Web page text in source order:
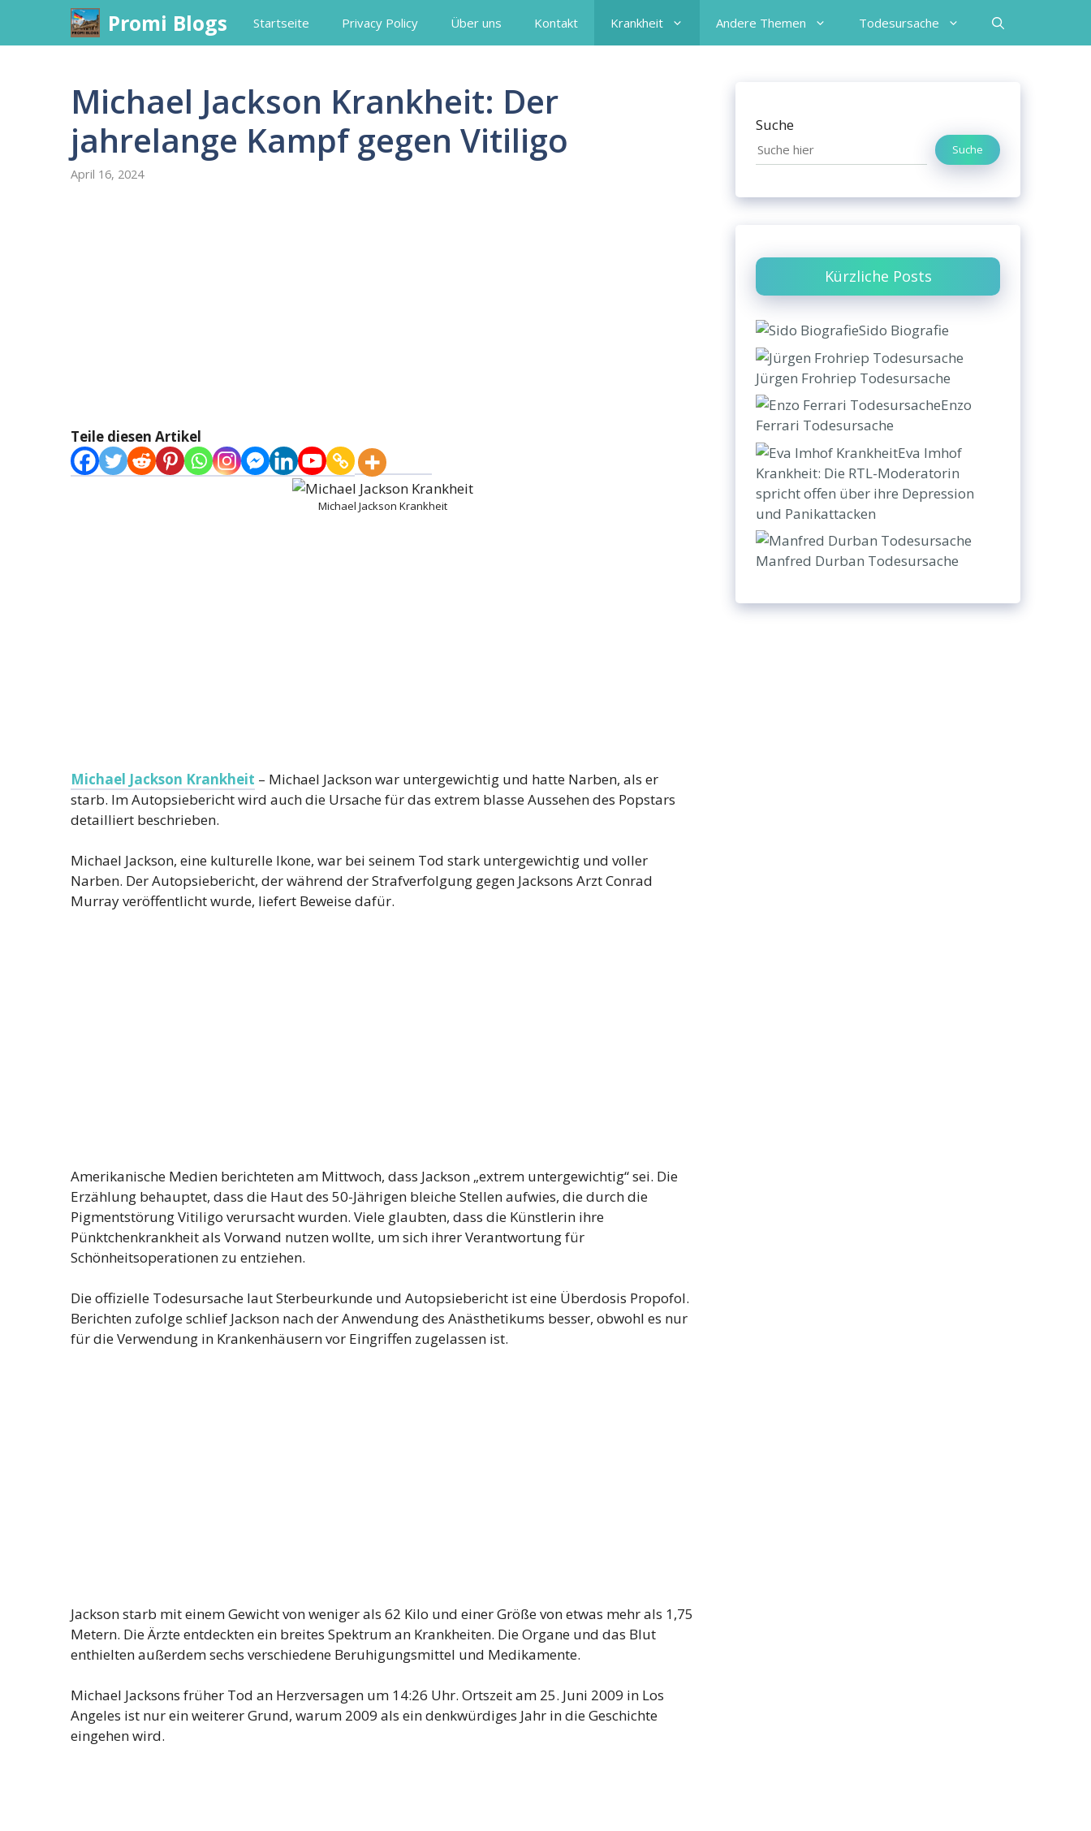
content
Promi Blogs Startseite Privacy Policy Über uns Kontakt Krankheit Andere Themen Todesursache
Michael Jackson Krankheit: Der
jahrelange Kampf gegen Vitiligo
April 16, 2024
Teile diesen Artikel
Michael Jackson Krankheit
Michael Jackson Krankheit – Michael Jackson war untergewichtig und hatte Narben, als er
starb. Im Autopsiebericht wird auch die Ursache für das extrem blasse Aussehen des Popstars
detailliert beschrieben.
Michael Jackson, eine kulturelle Ikone, war bei seinem Tod stark untergewichtig und voller
Narben. Der Autopsiebericht, der während der Strafverfolgung gegen Jacksons Arzt Conrad
Murray veröffentlicht wurde, liefert Beweise dafür.
Amerikanische Medien berichteten am Mittwoch, dass Jackson „extrem untergewichtig“ sei. Die
Erzählung behauptet, dass die Haut des 50-Jährigen bleiche Stellen aufwies, die durch die
Pigmentstörung Vitiligo verursacht wurden. Viele glaubten, dass die Künstlerin ihre
Pünktchenkrankheit als Vorwand nutzen wollte, um sich ihrer Verantwortung für
Schönheitsoperationen zu entziehen.
Die offizielle Todesursache laut Sterbeurkunde und Autopsiebericht ist eine Überdosis Propofol.
Berichten zufolge schlief Jackson nach der Anwendung des Anästhetikums besser, obwohl es nur
für die Verwendung in Krankenhäusern vor Eingriffen zugelassen ist.
Jackson starb mit einem Gewicht von weniger als 62 Kilo und einer Größe von etwas mehr als 1,75
Metern. Die Ärzte entdeckten ein breites Spektrum an Krankheiten. Die Organe und das Blut
enthielten außerdem sechs verschiedene Beruhigungsmittel und Medikamente.
Michael Jacksons früher Tod an Herzversagen um 14:26 Uhr. Ortszeit am 25. Juni 2009 in Los
Angeles ist nur ein weiterer Grund, warum 2009 als ein denkwürdiges Jahr in die Geschichte
eingehen wird.
Suche
Suche
Kürzliche Posts
Sido Biografie
Jürgen Frohriep Todesursache
Enzo
Ferrari Todesursache
Eva Imhof
Krankheit: Die RTL-Moderatorin
spricht offen über ihre Depression
und Panikattacken
Manfred Durban Todesursache